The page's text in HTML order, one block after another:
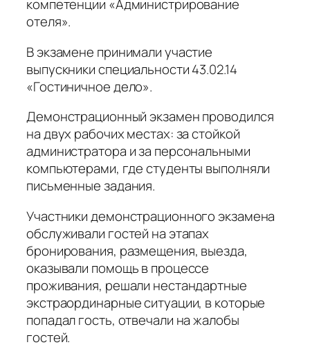
компетенции «Администрирование
отеля».
В экзамене принимали участие
выпускники специальности 43.02.14
«Гостиничное дело».
Демонстрационный экзамен проводился
на двух рабочих местах: за стойкой
администратора и за персональными
компьютерами, где студенты выполняли
письменные задания.
Участники демонстрационного экзамена
обслуживали гостей на этапах
бронирования, размещения, выезда,
оказывали помощь в процессе
проживания, решали нестандартные
экстраординарные ситуации, в которые
попадал гость, отвечали на жалобы
гостей.